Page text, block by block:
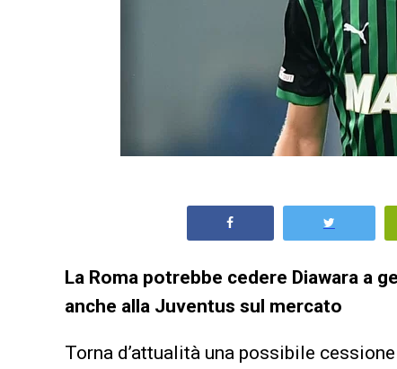
La Roma potrebbe cedere Diawara a
anche alla Juventus sul mercato
Torna d’attualità una possibile